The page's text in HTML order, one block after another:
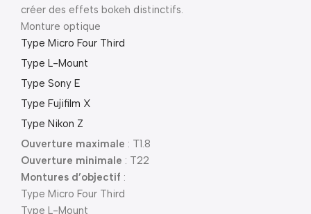
créer des effets bokeh distinctifs.
Monture optique
Type Micro Four Third
Type L-Mount
Type Sony E
Type Fujifilm X
Type Nikon Z
Ouverture maximale : T1.8
Ouverture minimale : T22
Montures d’objectif :
Type Micro Four Third
Type L-Mount